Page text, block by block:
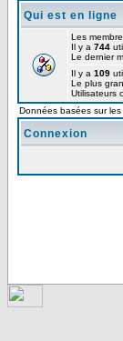
Qui est en ligne
Les
Il y a 744
Le dernier
Il y a 109
Le plus
Utilisateurs
Données basées sur
Connexion